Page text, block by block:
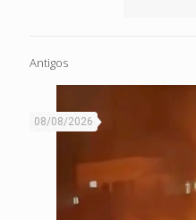
Antigos
08/08/2026